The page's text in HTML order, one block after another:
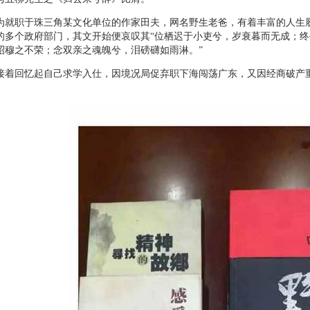
于珠三角某文化单位的作家田夫，网名野生老爸，有着丰富的人生
多个政府部门，其文开始便哀叹其“位栖迟于小吏兮，岁衰暮而无成；
穆之不荣；念双亲之魂魄兮，泪磅礴如雨淋。”
忆起自己求学入仕，因境况局促弃职下海闯荡广东，又因经商破产